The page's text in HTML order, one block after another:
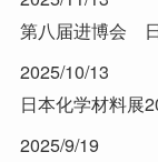
第八届进博会
2025/10/13
日本化学材料展
2025/9/19